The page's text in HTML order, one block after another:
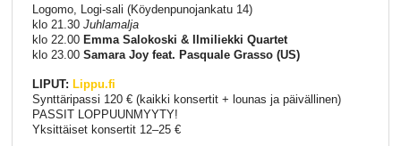
Logomo, Logi-sali (Köydenpunojankatu 14)
klo 21.30 Juhlamalja
klo 22.00 Emma Salokoski & Ilmiliekki Quartet
klo 23.00 Samara Joy feat. Pasquale Grasso (US)
LIPUT: Lippu.fi
Synttäripassi 120 € (kaikki konsertit + lounas ja päivällinen)
PASSIT LOPPUUNMYYTY!
Yksittäiset konsertit 12–25 €